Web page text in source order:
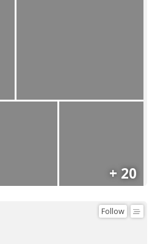
+ 20
Follow